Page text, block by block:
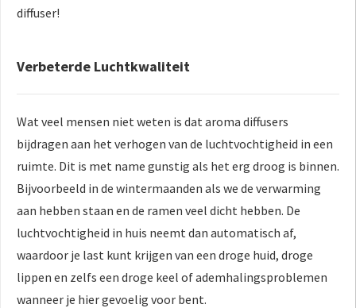
diffuser!
Verbeterde Luchtkwaliteit
Wat veel mensen niet weten is dat aroma diffusers
bijdragen aan het verhogen van de luchtvochtigheid in een
ruimte. Dit is met name gunstig als het erg droog is binnen.
Bijvoorbeeld in de wintermaanden als we de verwarming
aan hebben staan en de ramen veel dicht hebben. De
luchtvochtigheid in huis neemt dan automatisch af,
waardoor je last kunt krijgen van een droge huid, droge
lippen en zelfs een droge keel of ademhalingsproblemen
wanneer je hier gevoelig voor bent.